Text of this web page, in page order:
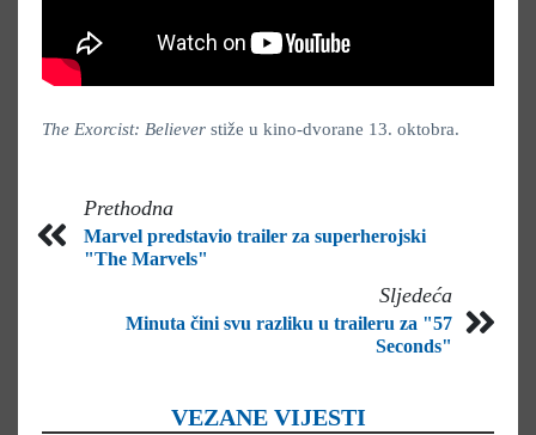
The Exorcist: Believer stiže u kino-dvorane 13. oktobra.
Prethodna
Marvel predstavio trailer za superherojski
"The Marvels"
Sljedeća
Minuta čini svu razliku u traileru za "57
Seconds"
VEZANE VIJESTI